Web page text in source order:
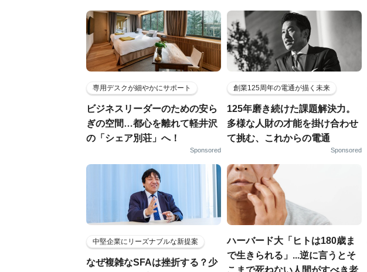
専用デスクが細やかにサポート
ビジネスリーダーのための安ら
ぎの空間…都心を離れて軽井沢
の「シェア別荘」へ！
Sponsored
創業125周年の電通が描く未来
125年磨き続けた課題解決力。
多様な人財の才能を掛け合わせ
て挑む、これからの電通
Sponsored
中堅企業にリーズナブルな新提案
なぜ複雑なSFAは挫折する？少
ハーバード大「ヒトは180歳ま
で生きられる」...逆に言うとそ
こまで死ねない人間がすべき老